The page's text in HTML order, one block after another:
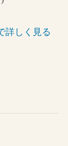
詳しく見る